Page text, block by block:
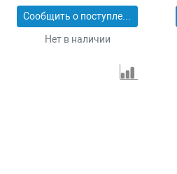
Сибртех 58008
Сообщить о поступлении
Нет в наличии